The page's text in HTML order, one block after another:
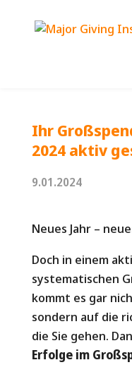
Ihr
2024 aktiv
9.01.2024
Neues Jahr –
Doch in einem
systematischen
kommt es gar
sondern auf die
die Sie gehen.
Erfolge im